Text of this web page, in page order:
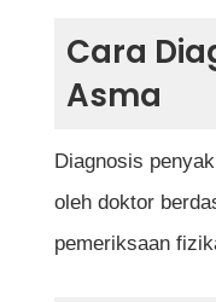
Cara
Asma
Diagnosis
oleh doktor
pemeriksaan